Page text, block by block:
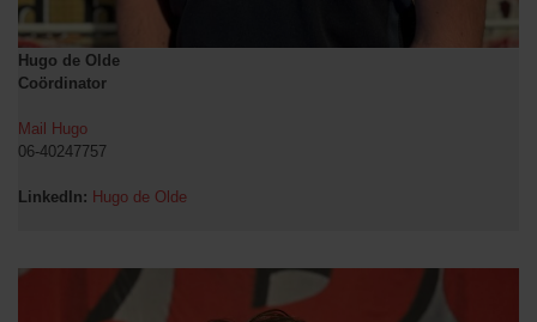
Hugo de Olde
Coördinator
Mail Hugo
06-40247757
LinkedIn: Hugo de Olde